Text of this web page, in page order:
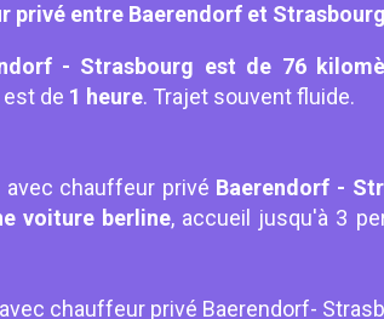
privé entre Baerendorf et Strasbourg
- Strasbourg est de 76
de 1 heure. Trajet souvent fluide.
avec chauffeur privé Baerendorf -
voiture berline, accueil jusqu'à 3
chauffeur privé Baerendorf-